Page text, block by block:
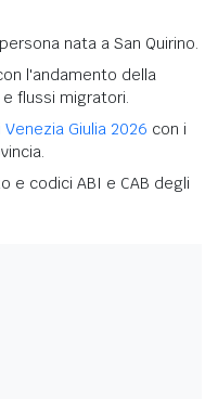
nata a San Quirino.
l'andamento della
flussi migratori.
Giulia 2026 con i
e codici ABI e CAB degli